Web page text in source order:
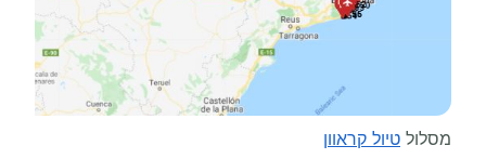
מסלול טיול קראוון